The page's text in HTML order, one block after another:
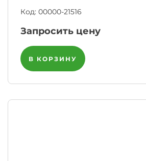
Код: 00000-21516
Запросить цену
В КОРЗИНУ